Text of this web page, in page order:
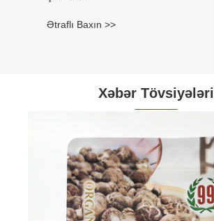
Ətraflı Baxın >>
Xəbər Tövsiyələri